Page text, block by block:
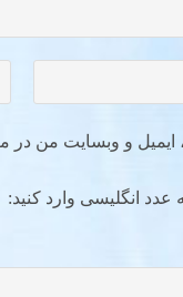
ایمیل و وبسایت من در
عدد انگلیسی وارد کنید: